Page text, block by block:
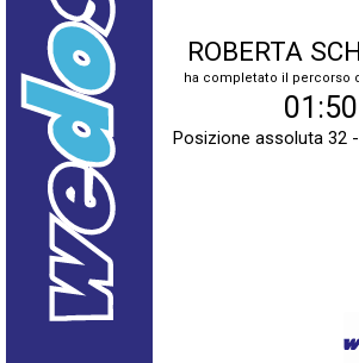
ROBERTA
ha completato il percorso
Posizione assoluta 32